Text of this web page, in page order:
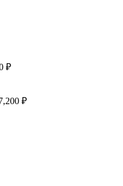
₽Диапазон
–
₽Диапазон